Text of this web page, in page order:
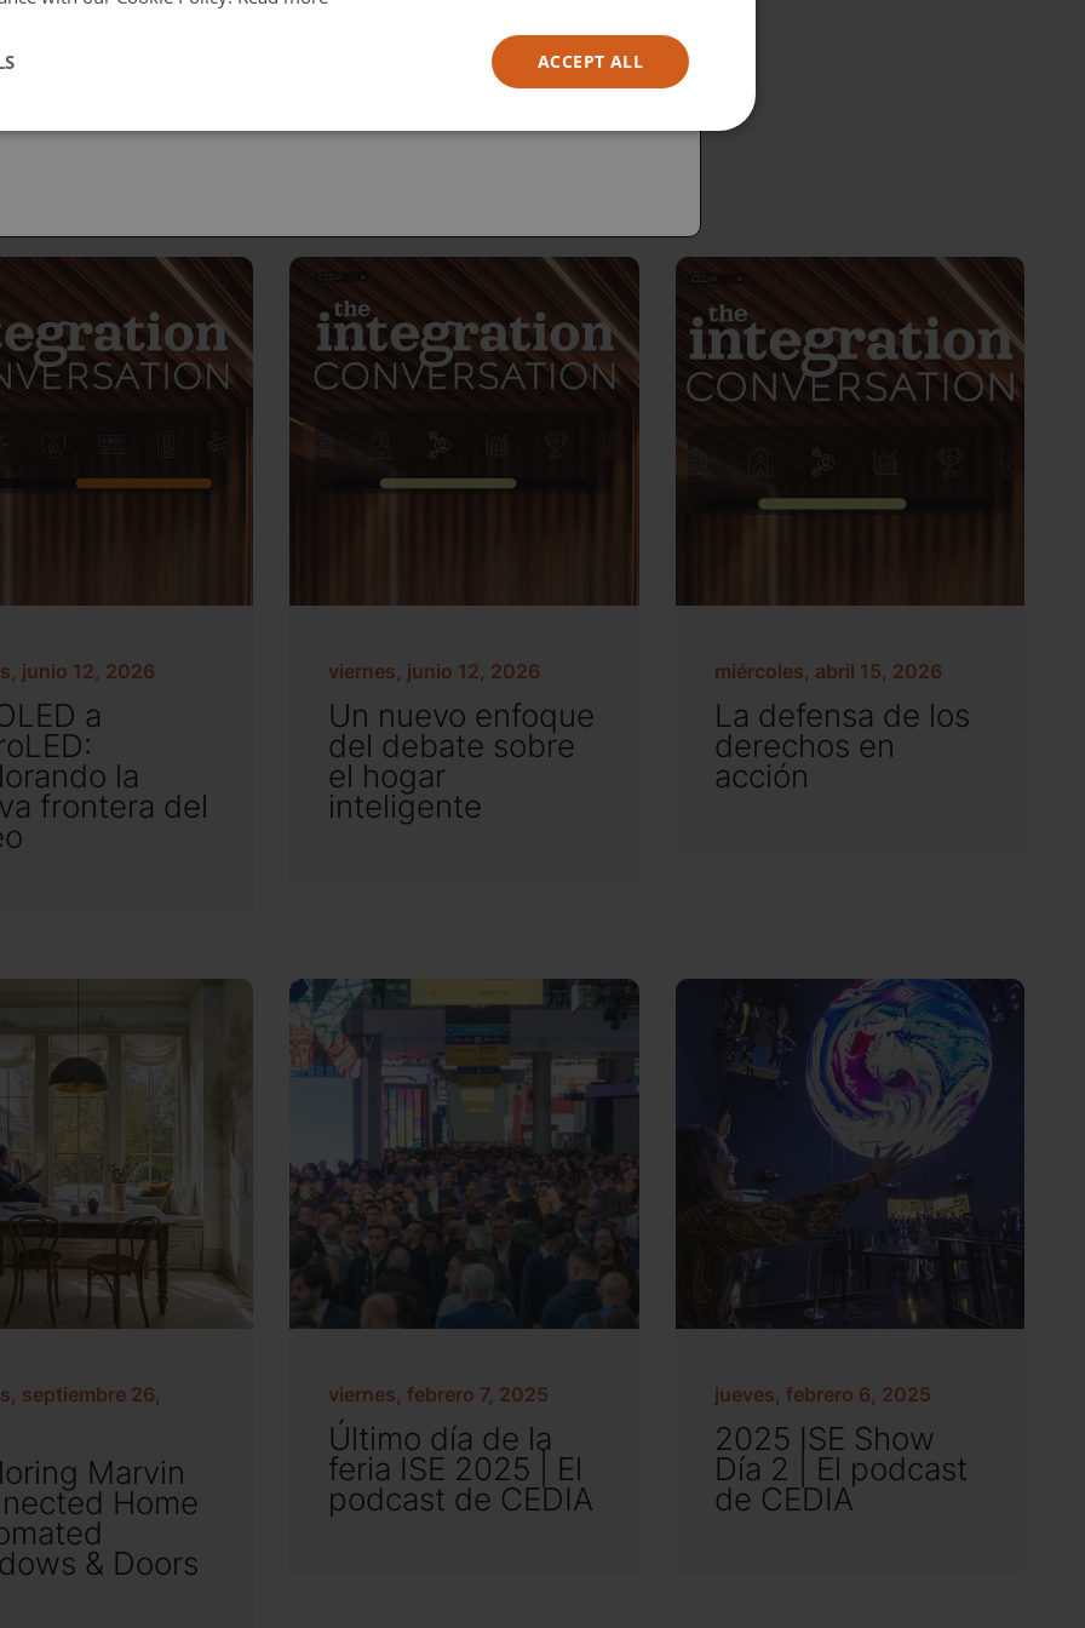
junio 12, 2026
a
la
frontera del
viernes, junio 12, 2026
Un nuevo enfoque
del debate sobre
el hogar
inteligente
miércoles, abril 15, 2026
La defensa de los
derechos en
acción
septiembre 26,
Marvin
Home
& Doors
viernes, febrero 7, 2025
Último día de la
feria ISE 2025 | El
podcast de CEDIA
jueves, febrero 6, 2025
2025 ISE Show
Día 2 | El podcast
de CEDIA
ACCEPT ALL